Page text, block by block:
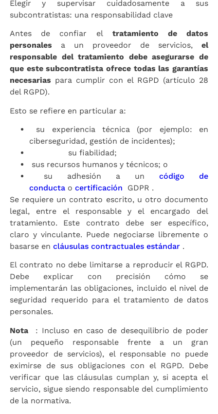
Elegir y supervisar cuidadosamente a sus
subcontratistas: una responsabilidad clave
Antes de confiar el tratamiento de datos
personales a un proveedor de servicios, el
responsable del tratamiento debe asegurarse de
que estesubcontratista ofrece todas las garantías
necesarias para cumplir con el RGPD (artículo 28
del RGPD).
Esto se refiere en particular a:
su experiencia técnica (por ejemplo: en
ciberseguridad, gestión de incidentes);
su fiabilidad;
sus recursos humanos y técnicos; o
su adhesión a un código de
conducta o certificación GDPR .
Se requiere un contrato escrito, u otro documento
legal, entre el responsable y el encargado del
tratamiento. Este contrato debe ser específico,
claro y vinculante. Puede negociarse libremente o
basarse en cláusulas contractuales estándar .
El contrato no debe limitarse a reproducir el RGPD.
Debe explicar con precisión cómo se
implementarán las obligaciones, incluido el nivel de
seguridad requerido para el tratamiento de datos
personales.
Nota : Incluso en caso de desequilibrio de poder
(un pequeño responsable frente a un gran
proveedor de servicios), el responsable no puede
eximirse de sus obligaciones con el RGPD. Debe
verificar que las cláusulas cumplan y, si acepta el
servicio, sigue siendo responsable del cumplimiento
de la normativa.